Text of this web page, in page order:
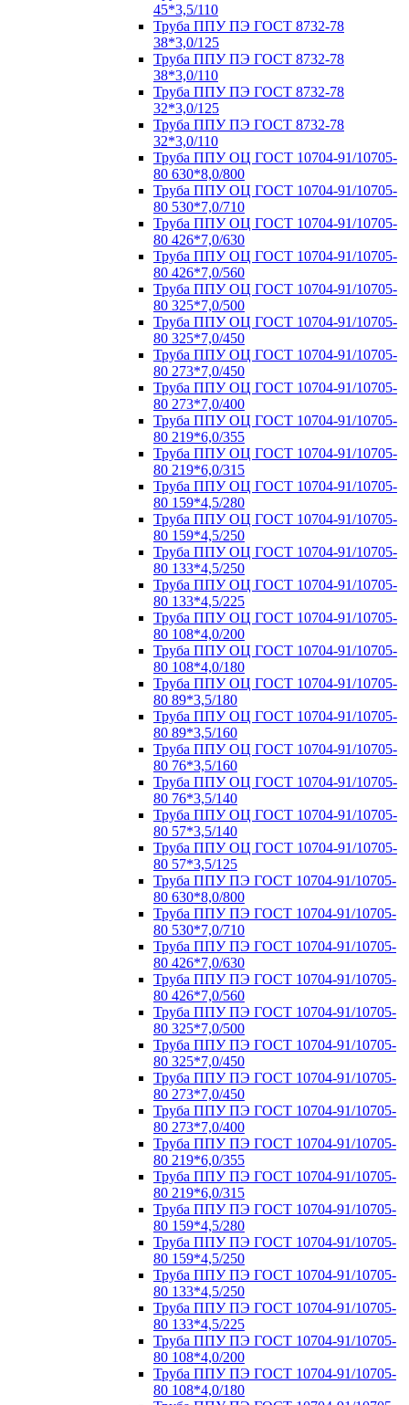
45*3,5/110
Труба ППУ ПЭ ГОСТ 8732-78
38*3,0/125
Труба ППУ ПЭ ГОСТ 8732-78
38*3,0/110
Труба ППУ ПЭ ГОСТ 8732-78
32*3,0/125
Труба ППУ ПЭ ГОСТ 8732-78
32*3,0/110
Труба ППУ ОЦ ГОСТ 10704-91/10705-
80 630*8,0/800
Труба ППУ ОЦ ГОСТ 10704-91/10705-
80 530*7,0/710
Труба ППУ ОЦ ГОСТ 10704-91/10705-
80 426*7,0/630
Труба ППУ ОЦ ГОСТ 10704-91/10705-
80 426*7,0/560
Труба ППУ ОЦ ГОСТ 10704-91/10705-
80 325*7,0/500
Труба ППУ ОЦ ГОСТ 10704-91/10705-
80 325*7,0/450
Труба ППУ ОЦ ГОСТ 10704-91/10705-
80 273*7,0/450
Труба ППУ ОЦ ГОСТ 10704-91/10705-
80 273*7,0/400
Труба ППУ ОЦ ГОСТ 10704-91/10705-
80 219*6,0/355
Труба ППУ ОЦ ГОСТ 10704-91/10705-
80 219*6,0/315
Труба ППУ ОЦ ГОСТ 10704-91/10705-
80 159*4,5/280
Труба ППУ ОЦ ГОСТ 10704-91/10705-
80 159*4,5/250
Труба ППУ ОЦ ГОСТ 10704-91/10705-
80 133*4,5/250
Труба ППУ ОЦ ГОСТ 10704-91/10705-
80 133*4,5/225
Труба ППУ ОЦ ГОСТ 10704-91/10705-
80 108*4,0/200
Труба ППУ ОЦ ГОСТ 10704-91/10705-
80 108*4,0/180
Труба ППУ ОЦ ГОСТ 10704-91/10705-
80 89*3,5/180
Труба ППУ ОЦ ГОСТ 10704-91/10705-
80 89*3,5/160
Труба ППУ ОЦ ГОСТ 10704-91/10705-
80 76*3,5/160
Труба ППУ ОЦ ГОСТ 10704-91/10705-
80 76*3,5/140
Труба ППУ ОЦ ГОСТ 10704-91/10705-
80 57*3,5/140
Труба ППУ ОЦ ГОСТ 10704-91/10705-
80 57*3,5/125
Труба ППУ ПЭ ГОСТ 10704-91/10705-
80 630*8,0/800
Труба ППУ ПЭ ГОСТ 10704-91/10705-
80 530*7,0/710
Труба ППУ ПЭ ГОСТ 10704-91/10705-
80 426*7,0/630
Труба ППУ ПЭ ГОСТ 10704-91/10705-
80 426*7,0/560
Труба ППУ ПЭ ГОСТ 10704-91/10705-
80 325*7,0/500
Труба ППУ ПЭ ГОСТ 10704-91/10705-
80 325*7,0/450
Труба ППУ ПЭ ГОСТ 10704-91/10705-
80 273*7,0/450
Труба ППУ ПЭ ГОСТ 10704-91/10705-
80 273*7,0/400
Труба ППУ ПЭ ГОСТ 10704-91/10705-
80 219*6,0/355
Труба ППУ ПЭ ГОСТ 10704-91/10705-
80 219*6,0/315
Труба ППУ ПЭ ГОСТ 10704-91/10705-
80 159*4,5/280
Труба ППУ ПЭ ГОСТ 10704-91/10705-
80 159*4,5/250
Труба ППУ ПЭ ГОСТ 10704-91/10705-
80 133*4,5/250
Труба ППУ ПЭ ГОСТ 10704-91/10705-
80 133*4,5/225
Труба ППУ ПЭ ГОСТ 10704-91/10705-
80 108*4,0/200
Труба ППУ ПЭ ГОСТ 10704-91/10705-
80 108*4,0/180